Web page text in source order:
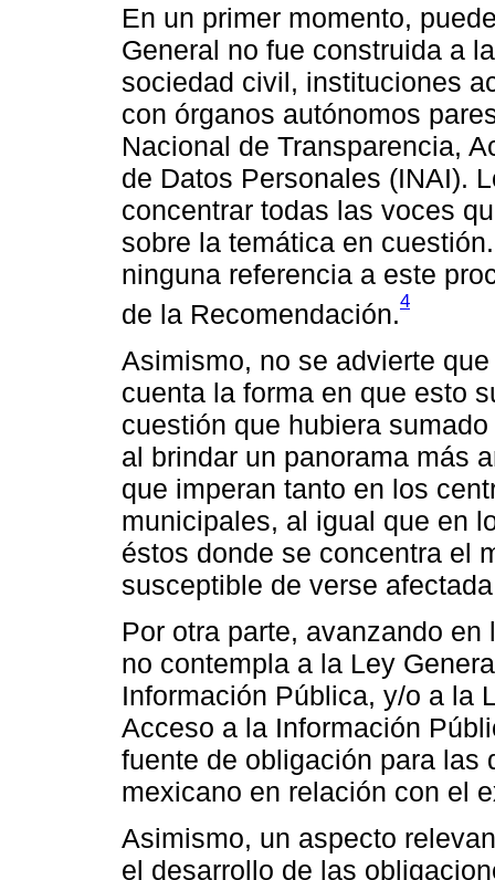
En un primer momento,
General no fue construida a
sociedad civil, instituciones
con órganos autónomos
Nacional de Transparencia,
de Datos Personales (INAI).
concentrar todas las voces
sobre la temática en
ninguna referencia a este
de la Recomendación.4
Asimismo, no se advierte
cuenta la forma en que esto
cuestión que hubiera
al brindar un panorama más
que imperan tanto en los
municipales, al igual que en
éstos donde se concentra el
susceptible de verse
Por otra parte, avanzando
no contempla a la Ley
Información Pública, y/o a la
Acceso a la Información
fuente de obligación para las
mexicano en relación con el
Asimismo, un aspecto
el desarrollo de las